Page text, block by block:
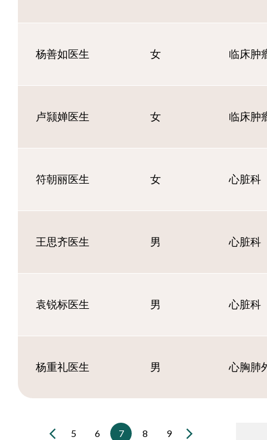
杨善如医生 女 临床肿
卢颕婵医生 女 临床肿
符朝丽医生 女 心脏科
王思齐医生 男 心脏科
袁锐标医生 男 心脏科
杨重礼医生 男 心胸肺
5 6 7 8 9